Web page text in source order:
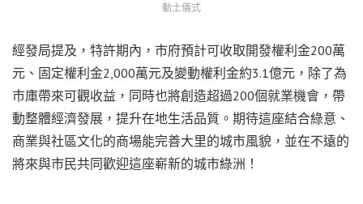
動土儀式
經發局提及，特許期內，市府預計可收取開發權利金200萬
元、固定權利金2,000萬元及變動權利金約3.1億元，除了為
市庫帶來可觀收益，同時也將創造超過200個就業機會，帶
動整體經濟發展，提升在地生活品質。期待這座結合綠意、
商業與社區文化的商場能完善大里的城市風貌，並在不遠的
將來與市民共同歡迎這座嶄新的城市綠洲！